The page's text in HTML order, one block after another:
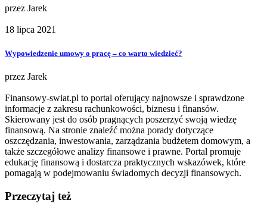
przez Jarek
18 lipca 2021
Wypowiedzenie umowy o pracę – co warto wiedzieć?
przez Jarek
Finansowy-swiat.pl to portal oferujący najnowsze i sprawdzone
informacje z zakresu rachunkowości, biznesu i finansów.
Skierowany jest do osób pragnących poszerzyć swoją wiedzę
finansową. Na stronie znaleźć można porady dotyczące
oszczędzania, inwestowania, zarządzania budżetem domowym, a
także szczegółowe analizy finansowe i prawne. Portal promuje
edukację finansową i dostarcza praktycznych wskazówek, które
pomagają w podejmowaniu świadomych decyzji finansowych.
Przeczytaj też